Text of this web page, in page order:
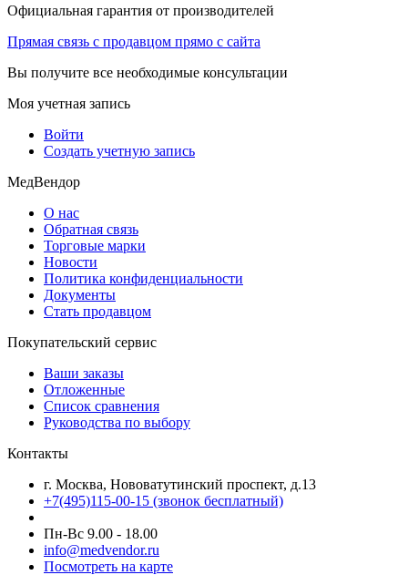
Официальная гарантия от производителей
Прямая связь с продавцом прямо с сайта
Вы получите все необходимые консультации
Моя учетная запись
Войти
Создать учетную запись
МедВендор
О нас
Обратная связь
Торговые марки
Новости
Политика конфиденциальности
Документы
Стать продавцом
Покупательский сервис
Ваши заказы
Отложенные
Список сравнения
Руководства по выбору
Контакты
г. Москва, Нововатутинский проспект, д.13
+7(495)115-00-15 (звонок бесплатный)
Пн-Вс 9.00 - 18.00
info@medvendor.ru
Посмотреть на карте